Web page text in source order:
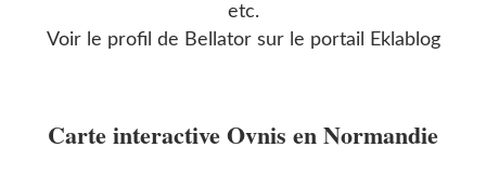
etc.
Voir le profil de Bellator sur le portail Eklablog
Carte interactive Ovnis en Normandie